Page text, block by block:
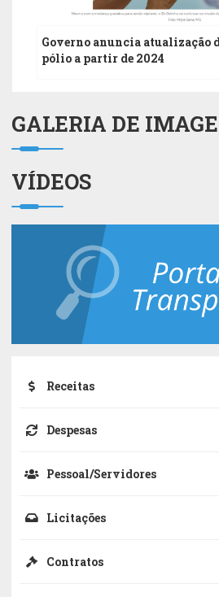
Governo anuncia atualização
pólio a partir de 2024
GALERIA DE
VÍDEOS
Receitas
Despesas
Pessoal/Servidores
Licitações
Contratos